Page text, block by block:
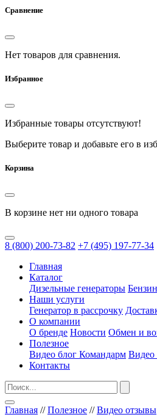
Сравнение
Нет товаров для сравнения.
Избранное
Избранные товары отсутствуют!
Выберите товар и добавьте его в
Корзина
В корзине нет ни одного товара
8 (800) 200-73-82 +7 (495) 197-77-34
Главная
Каталог
Дизельные генераторы
Наши услуги
Генератор в рассрочку
О компании
О бренде Новости Обмен и
Полезное
Видео блог Командарм Видео
Контакты
Главная //Полезное //Видео отзывы